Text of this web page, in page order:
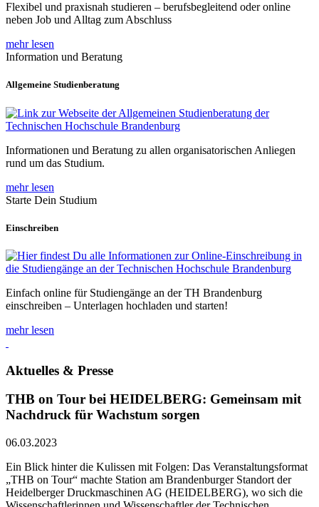
Flexibel und praxisnah studieren – berufsbegleitend oder online
neben Job und Alltag zum Abschluss
mehr lesen
Information und Beratung
Allgemeine Studienberatung
Informationen und Beratung zu allen organisatorischen Anliegen
rund um das Studium.
mehr lesen
Starte Dein Studium
Einschreiben
Einfach online für Studiengänge an der TH Brandenburg
einschreiben – Unterlagen hochladen und starten!
mehr lesen
Aktuelles & Presse
THB on Tour bei HEIDELBERG: Gemeinsam mit
Nachdruck für Wachstum sorgen
06.03.2023
Ein Blick hinter die Kulissen mit Folgen: Das Veranstaltungsformat
„THB on Tour“ machte Station am Brandenburger Standort der
Heidelberger Druckmaschinen AG (HEIDELBERG), wo sich die